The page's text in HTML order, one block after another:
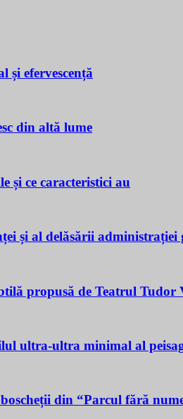
și efervescență
din altă lume
și ce caracteristici au
și al delăsării administrației
propusă de Teatrul Tudor
ultra-ultra minimal al
din “Parcul fără